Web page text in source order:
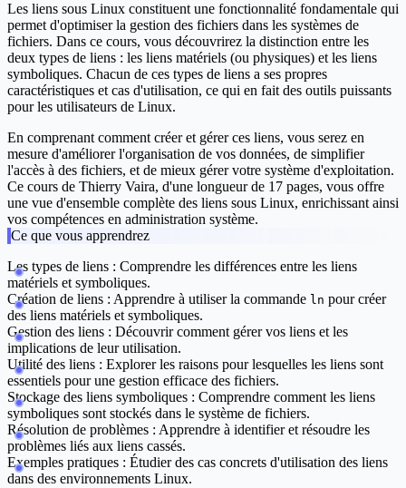
Les liens sous Linux constituent une fonctionnalité fondamentale qui
permet d'optimiser la gestion des fichiers dans les systèmes de
fichiers. Dans ce cours, vous découvrirez la distinction entre les
deux types de liens : les liens matériels (ou physiques) et les liens
symboliques. Chacun de ces types de liens a ses propres
caractéristiques et cas d'utilisation, ce qui en fait des outils puissants
pour les utilisateurs de Linux.
En comprenant comment créer et gérer ces liens, vous serez en
mesure d'améliorer l'organisation de vos données, de simplifier
l'accès à des fichiers, et de mieux gérer votre système d'exploitation.
Ce cours de Thierry Vaira, d'une longueur de 17 pages, vous offre
une vue d'ensemble complète des liens sous Linux, enrichissant ainsi
vos compétences en administration système.
Ce que vous apprendrez
Les types de liens : Comprendre les différences entre les liens
matériels et symboliques.
Création de liens : Apprendre à utiliser la commande ln pour créer
des liens matériels et symboliques.
Gestion des liens : Découvrir comment gérer vos liens et les
implications de leur utilisation.
Utilité des liens : Explorer les raisons pour lesquelles les liens sont
essentiels pour une gestion efficace des fichiers.
Stockage des liens symboliques : Comprendre comment les liens
symboliques sont stockés dans le système de fichiers.
Résolution de problèmes : Apprendre à identifier et résoudre les
problèmes liés aux liens cassés.
Exemples pratiques : Étudier des cas concrets d'utilisation des liens
dans des environnements Linux.